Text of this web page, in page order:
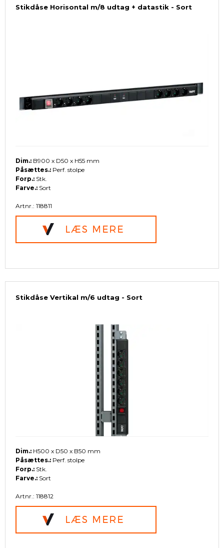
Stikdåse Horisontal m/8 udtag + datastik - Sort
Dim.: B900 x D50 x H55 mm
Påsættes.: Perf. stolpe
Forp.: Stk.
Farve.: Sort
Artnr.: 118811
Stikdåse Vertikal m/6 udtag - Sort
Dim.: H500 x D50 x B50 mm
Påsættes.: Perf. stolpe
Forp.: Stk.
Farve.: Sort
Artnr.: 118812